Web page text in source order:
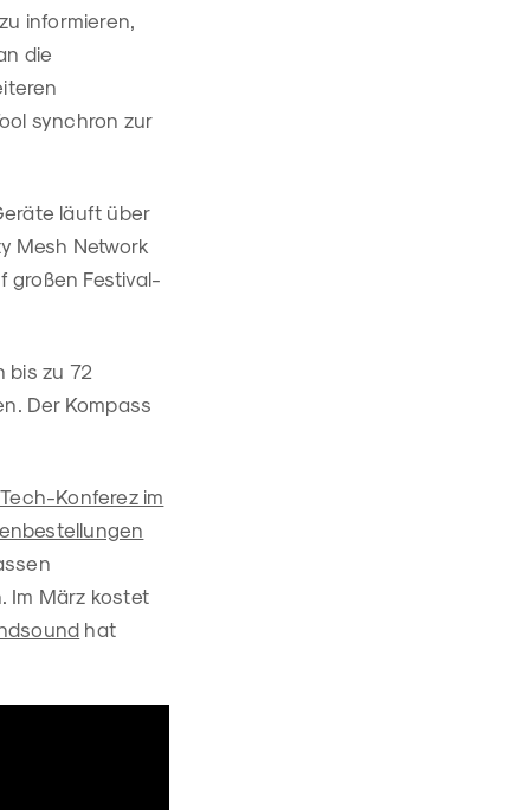
informieren,
die
synchron zur
läuft über
Mesh Network
großen Festival-
bis zu 72
Der Kompass
Konferez im
Im März kostet
hat